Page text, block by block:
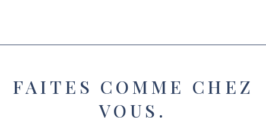
FAITES COMME CHEZ
VOUS.